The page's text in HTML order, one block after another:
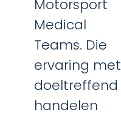
Motorsport
Medical
Teams. Die
ervaring met
doeltreffend
handelen